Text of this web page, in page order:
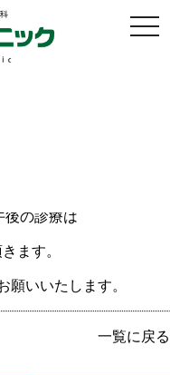
t
o
後の診療は
ます。
いいたします。
一覧に戻る